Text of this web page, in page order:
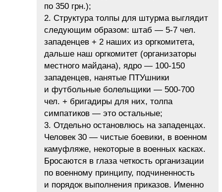
по 350 грн.);
2. Структура толпы для штурма выглядит
следующим образом: штаб — 5-7 чел.
западенцев + 2 наших из оргкомитета,
дальше наш оргкомитет (организаторы
местного майдана), ядро — 100-150
западенцев, нанятые ПТУшники
и футбольные болельщики — 500-700
чел. + бригадиры для них, толпа
симпатиков — это остальные;
3. Отдельно остановлюсь на западенцах.
Человек 30 — чистые боевики, в военном
камуфляже, некоторые в военных касках.
Бросаются в глаза четкость организации
по военному принципу, подчиненность
и порядок выполнения приказов. Именно